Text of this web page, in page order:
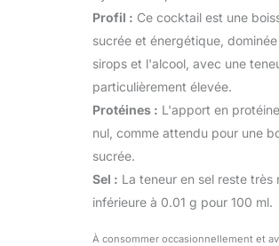
Profil : Ce cocktail est une
sucrée et énergétique,
sirops et l'alcool, avec une
particulièrement élevée.
Protéines : L'apport en
nul, comme attendu pour une
sucrée.
Sel : La teneur en sel reste très
inférieure à 0.01 g pour 100 ml.
À consommer occasionnellement et